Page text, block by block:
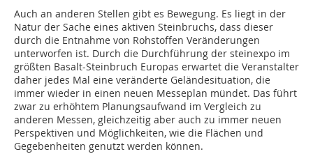
Auch an anderen Stellen gibt es Bewegung. Es liegt in der
Natur der Sache eines aktiven Steinbruchs, dass dieser
durch die Entnahme von Rohstoffen Veränderungen
unterworfen ist. Durch die Durchführung der steinexpo im
größten Basalt-Steinbruch Europas erwartet die Veranstalter
daher jedes Mal eine veränderte Geländesituation, die
immer wieder in einen neuen Messeplan mündet. Das führt
zwar zu erhöhtem Planungsaufwand im Vergleich zu
anderen Messen, gleichzeitig aber auch zu immer neuen
Perspektiven und Möglichkeiten, wie die Flächen und
Gegebenheiten genutzt werden können.